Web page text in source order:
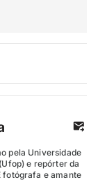
pela Universidade
e repórter da
fotógrafa e amante